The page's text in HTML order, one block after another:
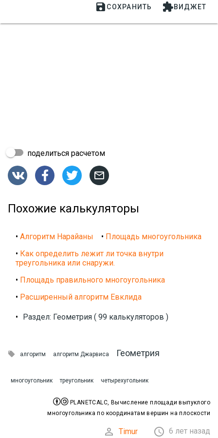
 СОХРАНИТЬ ВИДЖЕТ
поделиться расчетом
   
Похожие калькуляторы
• Алгоритм Нарайаны • Площадь многоугольника
• Как определить лежит ли точка внутри
треугольника или снаружи.
• Площадь правильного многоугольника
• Расширенный алгоритм Евклида
• Раздел: Геометрия ( 99 калькуляторов )
 алгоритм алгоритм Джарвиса Геометрия
многоугольник треугольник четырехугольник
PLANETCALC, Вычисление площади выпуклого
многоугольника по координатам вершин на плоскости
 Timur  6 лет назад